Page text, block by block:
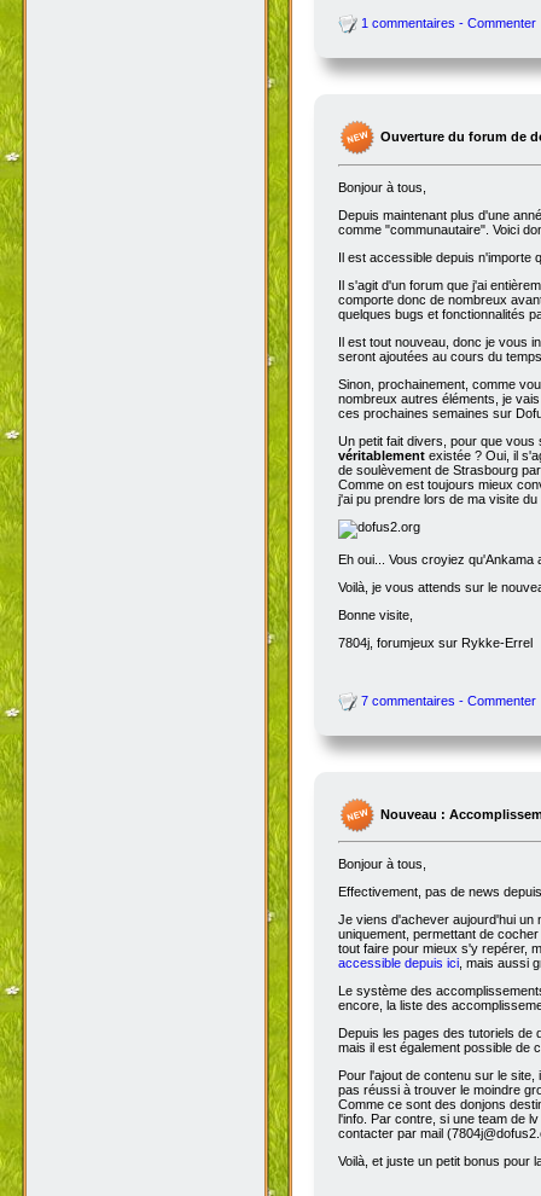
1 commentaires - Commenter
Ouverture du forum de
Bonjour à tous,
Depuis maintenant plus d'une
comme "communautaire". Voici
Il est accessible depuis n'importe
Il s'agit d'un forum que j'ai
comporte donc de nombreux
quelques bugs et fonctionnalités
Il est tout nouveau, donc je vous
seront ajoutées au cours du
Sinon, prochainement, comme
nombreux autres éléments, je
ces prochaines semaines sur
Un petit fait divers, pour que vous
véritablement existée ? Oui, il
de soulèvement de Strasbourg
Comme on est toujours mieux
j'ai pu prendre lors de ma visite
Eh oui... Vous croyiez
Voilà, je vous attends sur le
Bonne visite,
7804j, forumjeux sur Rykke-Errel
7 commentaires - Commenter
Nouveau :
Bonjour à tous,
Effectivement, pas de news
Je viens d'achever aujourd'hui
uniquement, permettant de
tout faire pour mieux s'y repérer,
accessible depuis ici, mais aussi
Le système des
encore, la liste des
Depuis les pages des tutoriels de
mais il est également possible de
Pour l'ajout de contenu sur le
pas réussi à trouver le moindre
Comme ce sont des donjons
l'info. Par contre, si une team de
contacter par mail
Voilà, et juste un petit bonus pour